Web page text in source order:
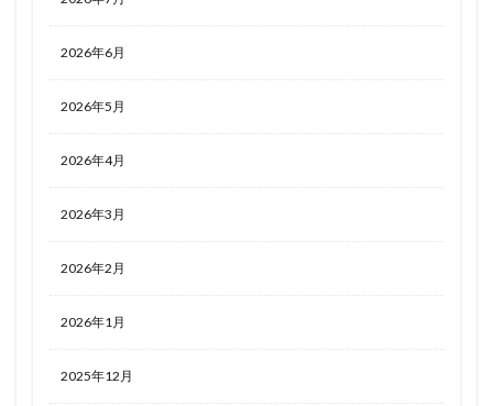
2026年6月
2026年5月
2026年4月
2026年3月
2026年2月
2026年1月
2025年12月